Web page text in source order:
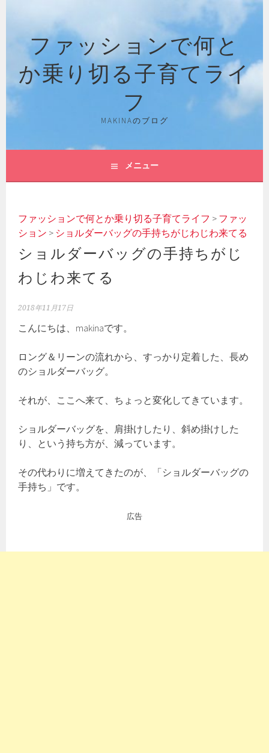
ファッションで何と
か乗り切る子育てライ
フ
MAKINAのブログ
メニュー
ファッションで何とか乗り切る子育てライフ > ファッ
ション > ショルダーバッグの手持ちがじわじわ来てる
ショルダーバッグの手持ちがじ
わじわ来てる
2018年11月17日
こんにちは、makinaです。
ロング＆リーンの流れから、すっかり定着した、長め
のショルダーバッグ。
それが、ここへ来て、ちょっと変化してきています。
ショルダーバッグを、肩掛けしたり、斜め掛けした
り、という持ち方が、減っています。
その代わりに増えてきたのが、「ショルダーバッグの
手持ち」です。
広告